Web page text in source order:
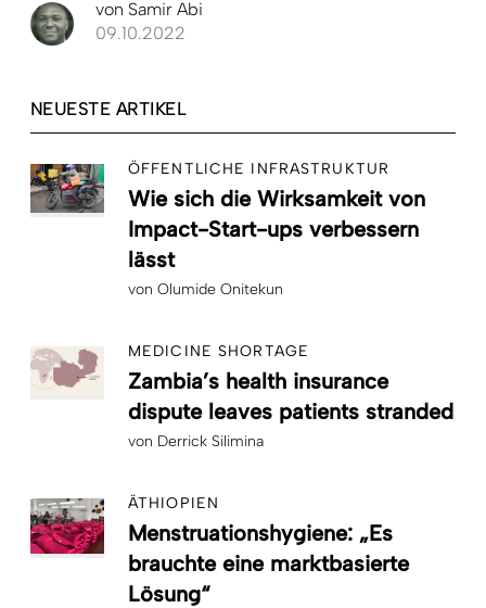
von Samir Abi
09.10.2022
NEUESTE ARTIKEL
ÖFFENTLICHE INFRASTRUKTUR
Wie sich die Wirksamkeit von
Impact-Start-ups verbessern
lässt
von Olumide Onitekun
MEDICINE SHORTAGE
Zambia’s health insurance
dispute leaves patients stranded
von Derrick Silimina
ÄTHIOPIEN
Menstruationshygiene: „Es
brauchte eine marktbasierte
Lösung“